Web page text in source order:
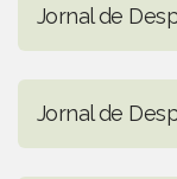
Jornal de
Jornal de